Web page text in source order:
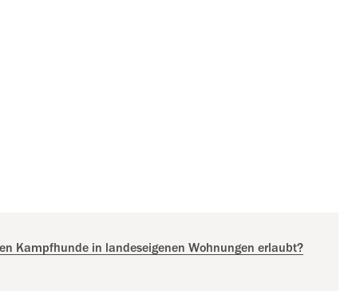
Kampfhunde in landeseigenen Wohnungen erlaubt?